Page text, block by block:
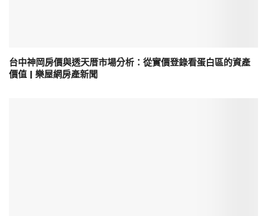
台中神岡房價與透天厝市場分析：從實價登錄看蛋白區的資產
價值 | 樂屋網房產新聞